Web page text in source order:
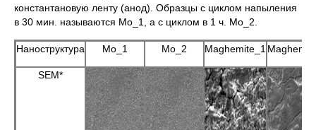
константановую ленту (анод). Образцы с циклом напыления
в 30 мин. называются Mo_1, а с циклом в 1 ч. Mo_2.
Наноструктура Mo_1 Mo_2 Maghemite_1
SEM*